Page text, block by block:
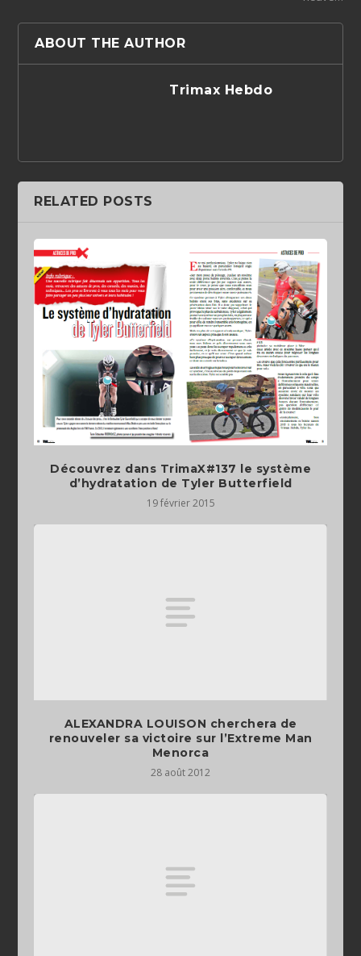
ABOUT THE AUTHOR
Trimax Hebdo
RELATED POSTS
Découvrez dans TrimaX#137 le système
d’hydratation de Tyler Butterfield
19 février 2015
ALEXANDRA LOUISON cherchera de
renouveler sa victoire sur l’Extreme Man
Menorca
28 août 2012